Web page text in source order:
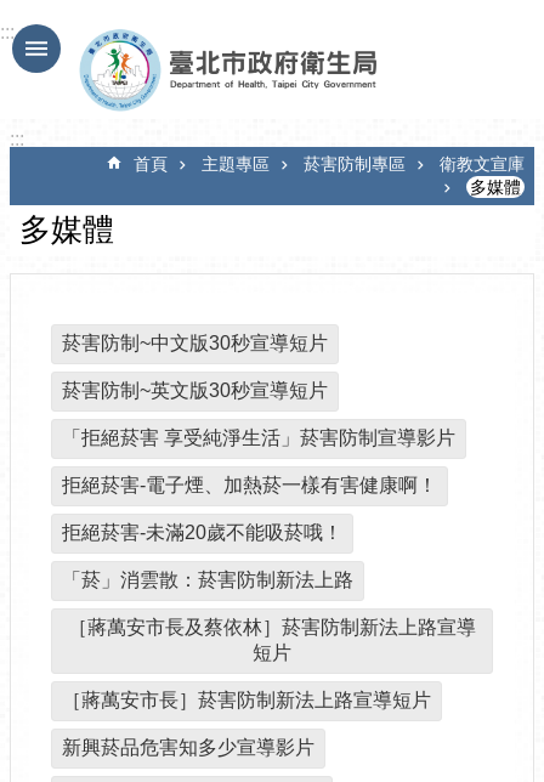
跳到主要內容區塊
:::
:::
首頁 主題專區 菸害防制專區
衛教文宣庫
多媒體
多媒體
菸害防制~中文版30秒宣導短片
菸害防制~英文版30秒宣導短片
「拒絕菸害 享受純淨生活」菸害防制宣導影片
拒絕菸害-電子煙、加熱菸一樣有害健康啊！
拒絕菸害-未滿20歲不能吸菸哦！
「菸」消雲散：菸害防制新法上路
［蔣萬安市長及蔡依林］菸害防制新法上路宣導
短片
［蔣萬安市長］菸害防制新法上路宣導短片
新興菸品危害知多少宣導影片